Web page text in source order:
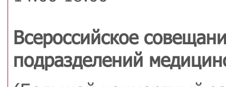
Всероссийское
подразделений